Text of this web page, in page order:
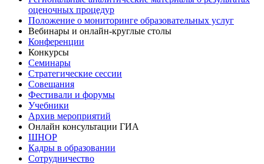
оценочных процедур
Положение о мониторинге образовательных услуг
Вебинары и онлайн-круглые столы
Конференции
Конкурсы
Семинары
Стратегические сессии
Совещания
Фестивали и форумы
Учебники
Архив мероприятий
Онлайн консультации ГИА
ШНОР
Кадры в образовании
Сотрудничество